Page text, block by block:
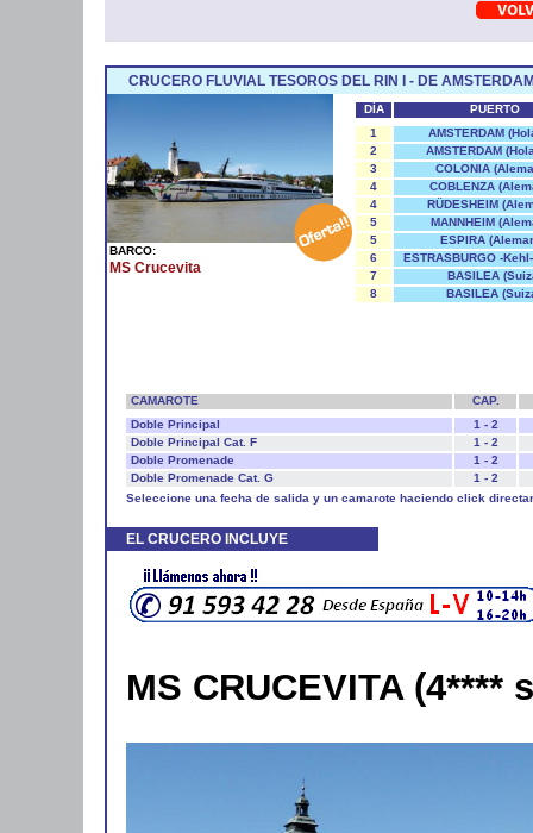
CRUCERO FLUVIAL TESOROS DEL RIN I - DE
BARCO:
MS Crucevita
DÍA
PUERTO
1
AMSTERDAM
2
AMSTERDAM
3
COLONIA
4
COBLENZA
4
RÜDESHEIM
5
MANNHEIM
5
ESPIRA
6
ESTRASBURGO -
7
BASILEA
8
BASILEA
CAMAROTE
CAP.
Doble Principal
1 - 2
Doble Principal Cat. F
1 - 2
Doble Promenade
1 - 2
Doble Promenade Cat. G
1 - 2
Seleccione una fecha de salida y un camarote haciendo click
EL CRUCERO INCLUYE
MS CRUCEVITA (4****